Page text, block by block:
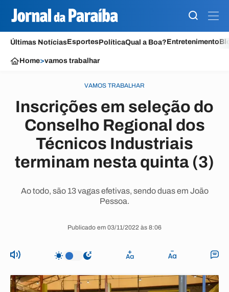
Últimas NotíciasEsportesPolíticaQual a Boa?Entretenimento
Home>vamos trabalhar
VAMOS TRABALHAR
Inscrições em seleção do
Conselho Regional dos
Técnicos Industriais
terminam nesta quinta (3)
Ao todo, são 13 vagas efetivas, sendo duas em João
Pessoa.
Publicado em 03/11/2022 às 8:06